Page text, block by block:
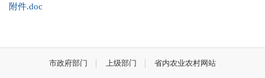
附件.doc
市政府部门 上级部门 省内农业农村网站